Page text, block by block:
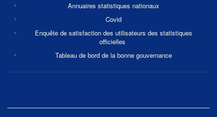
Annuaires statistiques nationaux
Covid
Enquête de satisfaction des utilisateurs des statistiques
officielles
Tableau de bord de la bonne gouvernance